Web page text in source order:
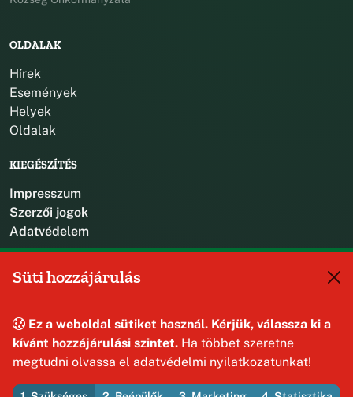
OLDALAK
Hírek
Események
Helyek
Oldalak
KIEGÉSZÍTÉS
Impresszum
Szerzői jogok
Adatvédelem
8192 Hajmáskér, Kossuth Lajos u. 31.
Süti hozzájárulás
Ez a weboldal sütiket használ. Kérjük, válassza ki a
kívánt hozzájárulási szintet. Ha többet szeretne
megtudni olvassa el adatvédelmi nyilatkozatunkat!